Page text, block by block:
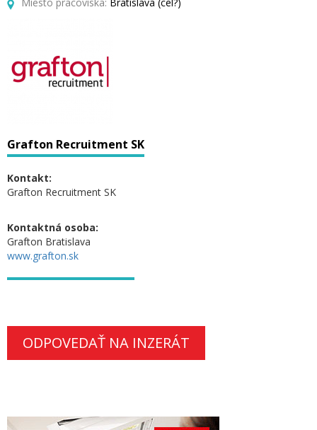
Grafton Recruitment SK
Kontakt:
Grafton Recruitment SK
Kontaktná osoba:
Grafton Bratislava
www.grafton.sk
ODPOVEDAŤ NA INZERÁT